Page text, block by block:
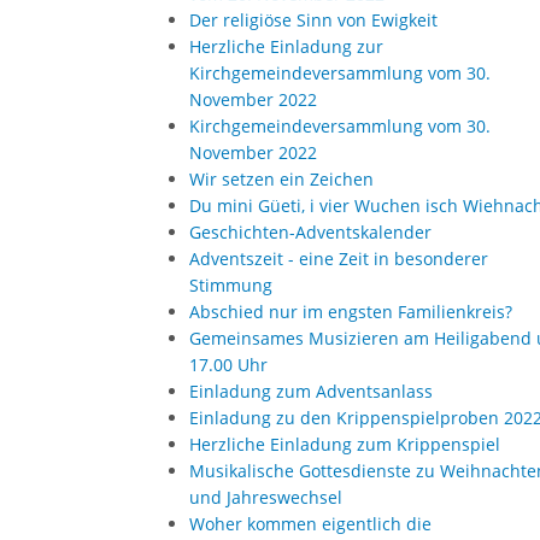
Der religiöse Sinn von Ewigkeit
Herzliche Einladung zur
Kirchgemeindeversammlung vom 30.
November 2022
Kirchgemeindeversammlung vom 30.
November 2022
Wir setzen ein Zeichen
Du mini Güeti, i vier Wuchen isch
Geschichten-Adventskalender
Adventszeit - eine Zeit in besonderer
Stimmung
Abschied nur im engsten Familienkreis?
Gemeinsames Musizieren am Heiligabend
17.00 Uhr
Einladung zum Adventsanlass
Einladung zu den Krippenspielproben
Herzliche Einladung zum Krippenspiel
Musikalische Gottesdienste zu
und Jahreswechsel
Woher kommen eigentlich die